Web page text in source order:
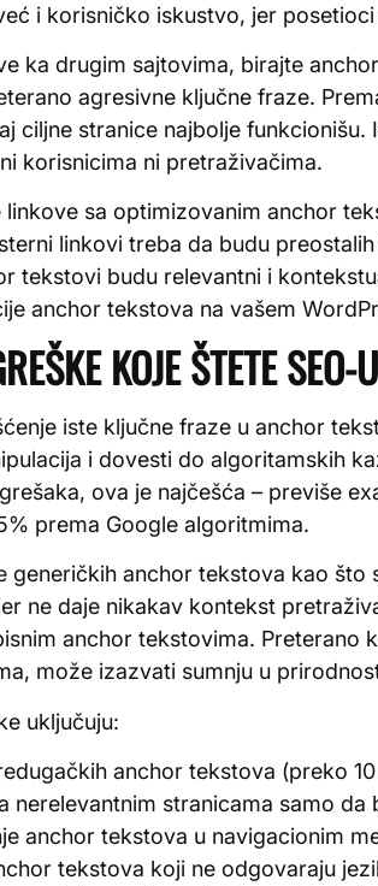
i korisničko iskustvo, jer
ka drugim sajtovima, birajte
agresivne ključne fraze.
ciljne stranice najbolje
korisnicima ni pretraživačima.
linkove sa optimizovanim anchor
linkovi treba da budu
tekstovi budu relevantni i
anchor tekstova na vašem
KOJE ŠTETE
iste ključne fraze u anchor
i dovesti do algoritamskih
ova je najčešća – previše
prema Google algoritmima.
generičkih anchor tekstova kao što
ne daje nikakav kontekst
anchor tekstovima.
može izazvati sumnju u
uključuju:
anchor tekstova (preko
nerelevantnim stranicama samo
anchor tekstova u navigacionim
tekstova koji ne odgovaraju